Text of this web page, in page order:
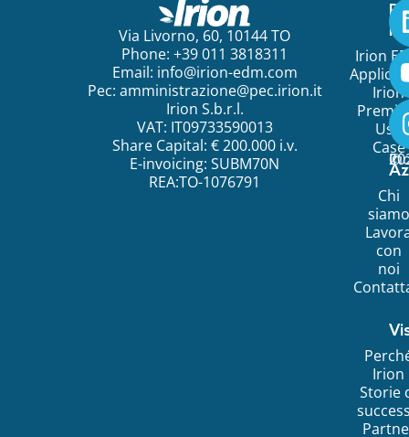
Via Livorno, 60, 10144 TO
Phone: +39 011 3818311
Email: info@irion-edm.com
Pec: amministrazione@pec.irion.it
Irion S.b.r.l.
VAT: IT09733590013
Share Capital: € 200.000 i.v.
E-invoicing: SUBM70N
REA:TO-1076791
Irion
Irion
Use
Case
Chi
siamo
con
noi
Irion
Storie
©